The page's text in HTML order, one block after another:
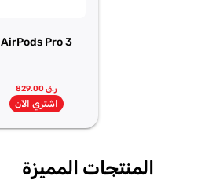
AirPods Pro 3
ر.ق 829.00
اشتري الآن
المنتجات المميزة